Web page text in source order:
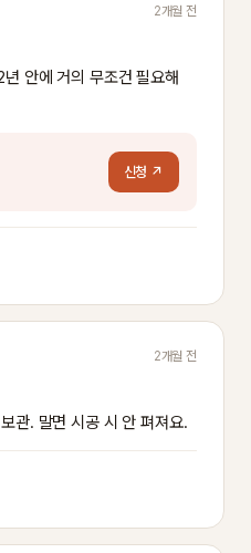
2개월 전
안에 거의 무조건 필요해
신청 ↗
2개월 전
관. 말면 시공 시 안 펴져요.